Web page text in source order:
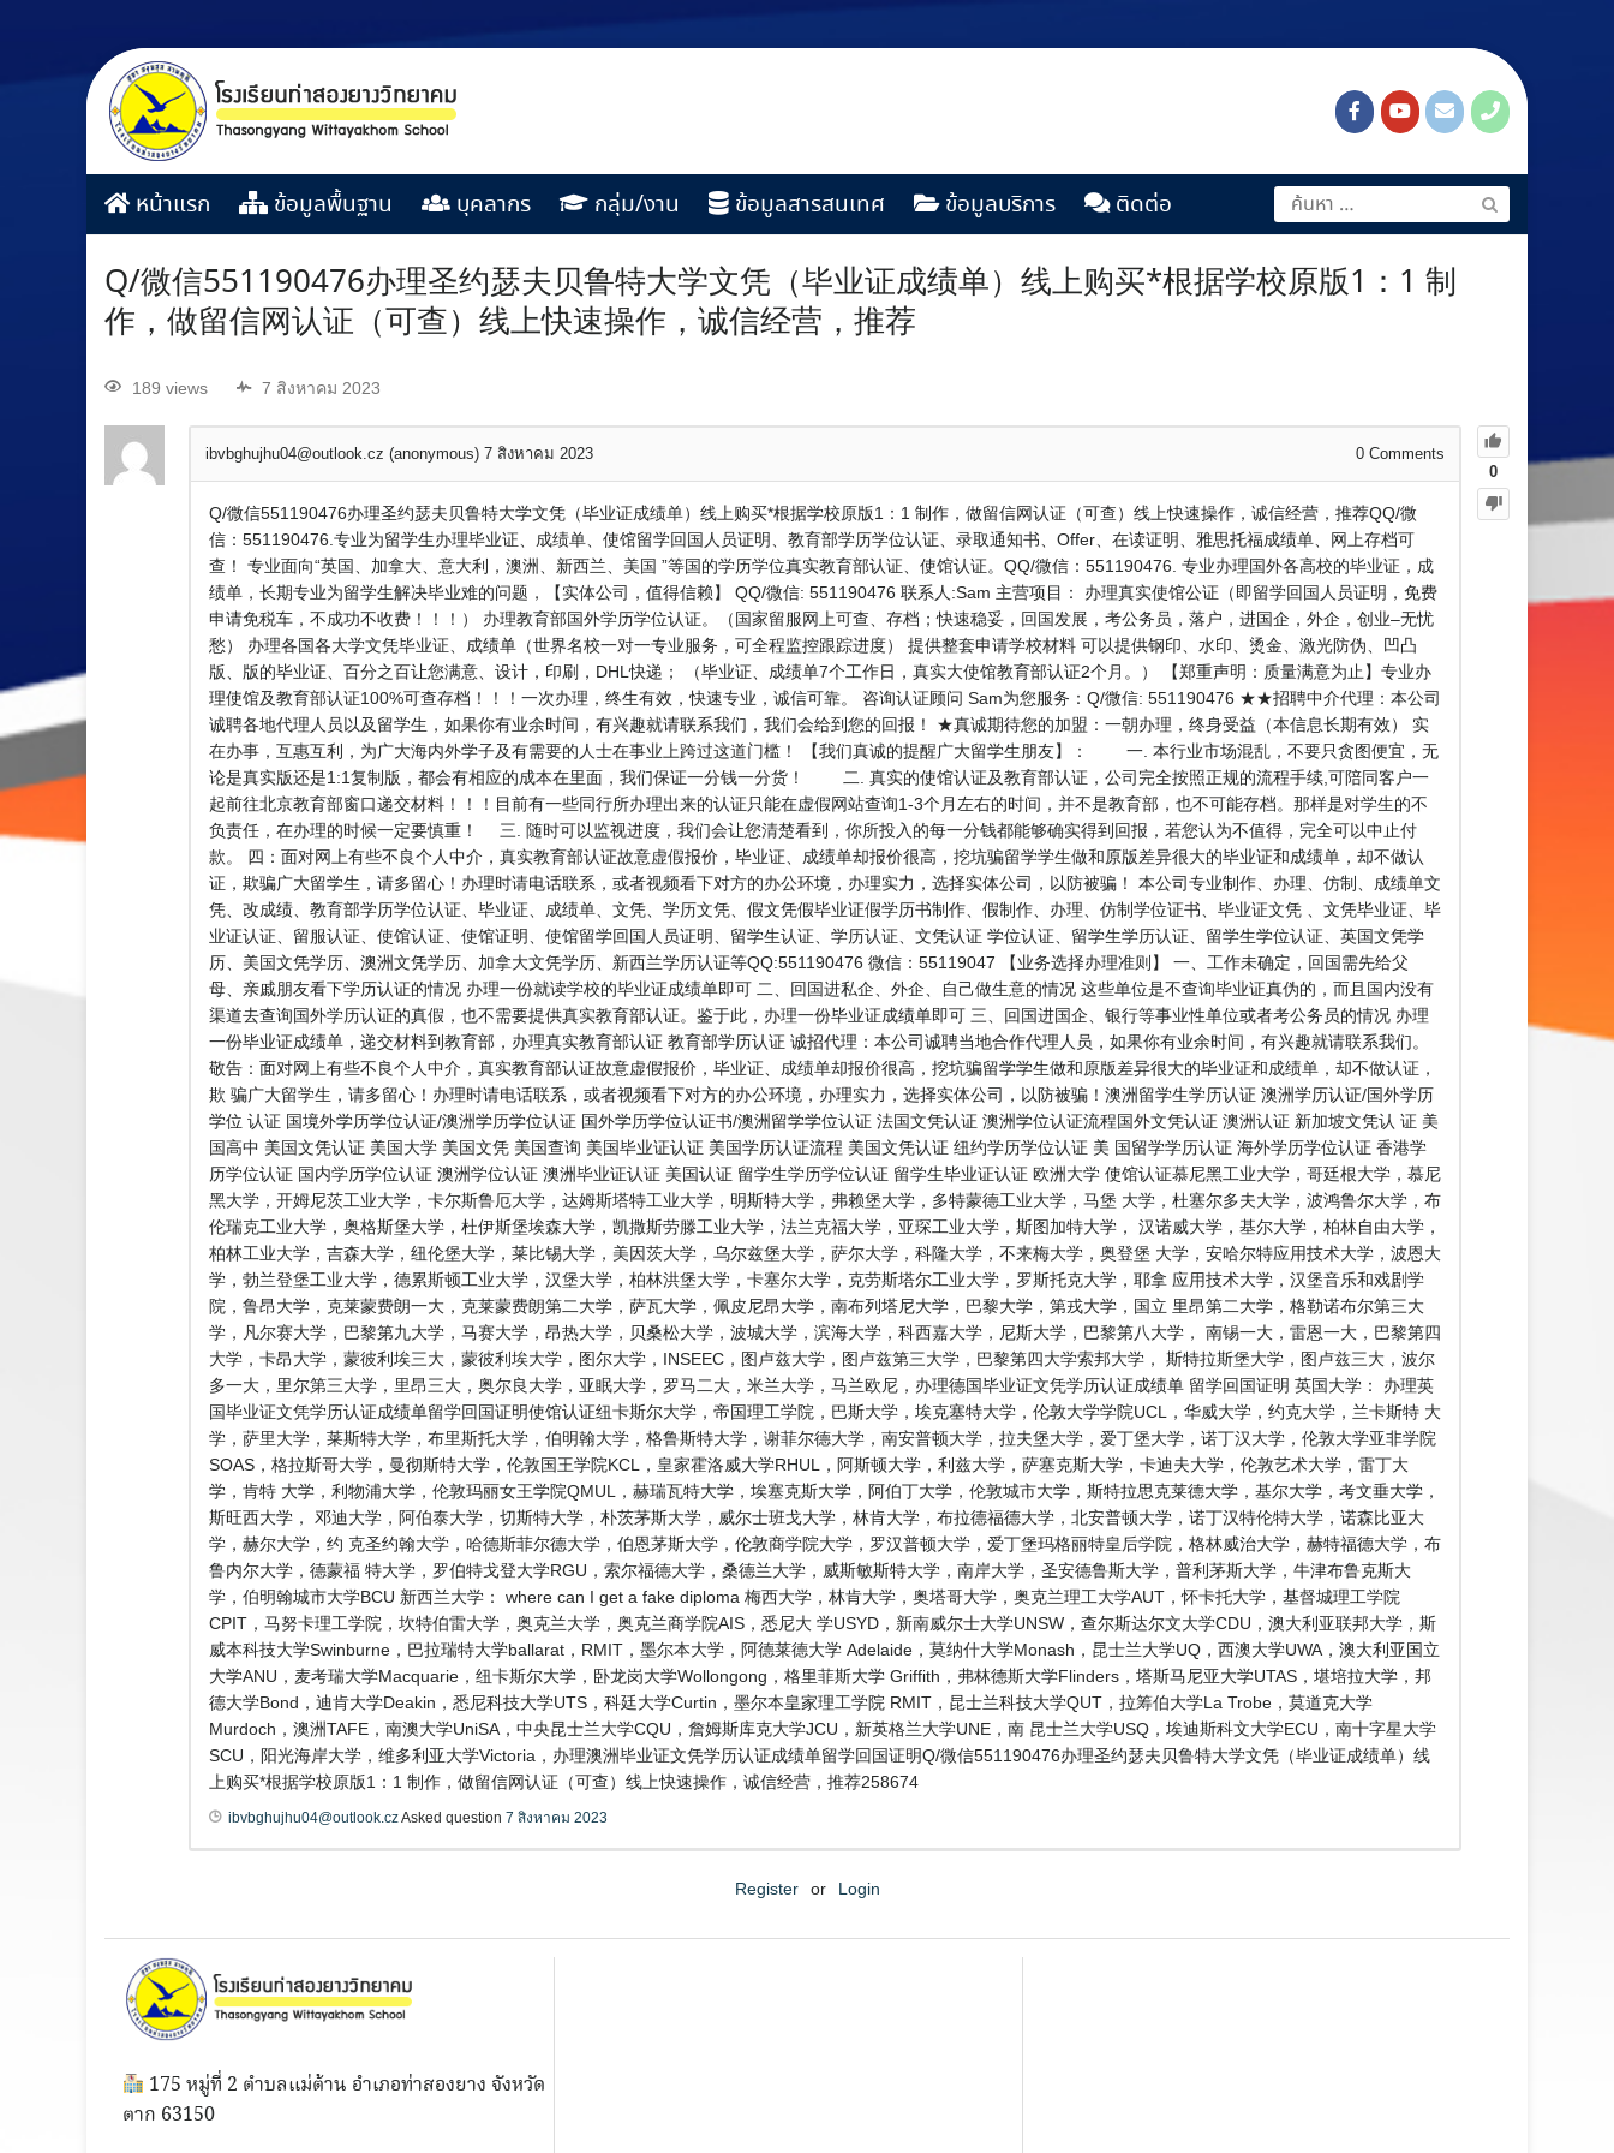
หน้าแรก ข้อมูลพื้นฐาน บุคลากร กลุ่ม/งาน ข้อมูลสารสนเทศ ข้อมูลบริการ ติดต่อ
Q/微信551190476办理圣约瑟夫贝鲁特大学文凭（毕业证成绩单）线上购买*根据学校原版1：1 制
作，做留信网认证（可查）线上快速操作，诚信经营，推荐
189 views 7 สิงหาคม 2023
0
ibvbghujhu04@outlook.cz (anonymous) 7 สิงหาคม 2023 0 Comments
Q/微信551190476办理圣约瑟夫贝鲁特大学文凭（毕业证成绩单）线上购买*根据学校原版1：1 制作，做留信网认证（可查）线上快速操作，诚信经营，推荐QQ/微
信：551190476.专业为留学生办理毕业证、成绩单、使馆留学回国人员证明、教育部学历学位认证、录取通知书、Offer、在读证明、雅思托福成绩单、网上存档可
查！ 专业面向“英国、加拿大、意大利，澳洲、新西兰、美国 ”等国的学历学位真实教育部认证、使馆认证。QQ/微信：551190476. 专业办理国外各高校的毕业证，成
绩单，长期专业为留学生解决毕业难的问题，【实体公司，值得信赖】 QQ/微信: 551190476 联系人:Sam 主营项目： 办理真实使馆公证（即留学回国人员证明，免费
申请免税车，不成功不收费！！！） 办理教育部国外学历学位认证。（国家留服网上可查、存档；快速稳妥，回国发展，考公务员，落户，进国企，外企，创业–无忧
愁） 办理各国各大学文凭毕业证、成绩单（世界名校一对一专业服务，可全程监控跟踪进度） 提供整套申请学校材料 可以提供钢印、水印、烫金、激光防伪、凹凸
版、版的毕业证、百分之百让您满意、设计，印刷，DHL快递； （毕业证、成绩单7个工作日，真实大使馆教育部认证2个月。） 【郑重声明：质量满意为止】专业办
理使馆及教育部认证100%可查存档！！！一次办理，终生有效，快速专业，诚信可靠。 咨询认证顾问 Sam为您服务：Q/微信: 551190476 ★★招聘中介代理：本公司
诚聘各地代理人员以及留学生，如果你有业余时间，有兴趣就请联系我们，我们会给到您的回报！ ★真诚期待您的加盟：一朝办理，终身受益（本信息长期有效） 实
在办事，互惠互利，为广大海内外学子及有需要的人士在事业上跨过这道门槛！ 【我们真诚的提醒广大留学生朋友】： 一. 本行业市场混乱，不要只贪图便宜，无
论是真实版还是1:1复制版，都会有相应的成本在里面，我们保证一分钱一分货！ 二. 真实的使馆认证及教育部认证，公司完全按照正规的流程手续,可陪同客户一
起前往北京教育部窗口递交材料！！！目前有一些同行所办理出来的认证只能在虚假网站查询1-3个月左右的时间，并不是教育部，也不可能存档。那样是对学生的不
负责任，在办理的时候一定要慎重！ 三. 随时可以监视进度，我们会让您清楚看到，你所投入的每一分钱都能够确实得到回报，若您认为不值得，完全可以中止付
款。 四：面对网上有些不良个人中介，真实教育部认证故意虚假报价，毕业证、成绩单却报价很高，挖坑骗留学学生做和原版差异很大的毕业证和成绩单，却不做认
证，欺骗广大留学生，请多留心！办理时请电话联系，或者视频看下对方的办公环境，办理实力，选择实体公司，以防被骗！ 本公司专业制作、办理、仿制、成绩单文
凭、改成绩、教育部学历学位认证、毕业证、成绩单、文凭、学历文凭、假文凭假毕业证假学历书制作、假制作、办理、仿制学位证书、毕业证文凭 、文凭毕业证、毕
业证认证、留服认证、使馆认证、使馆证明、使馆留学回国人员证明、留学生认证、学历认证、文凭认证 学位认证、留学生学历认证、留学生学位认证、英国文凭学
历、美国文凭学历、澳洲文凭学历、加拿大文凭学历、新西兰学历认证等QQ:551190476 微信：55119047 【业务选择办理准则】 一、工作未确定，回国需先给父
母、亲戚朋友看下学历认证的情况 办理一份就读学校的毕业证成绩单即可 二、回国进私企、外企、自己做生意的情况 这些单位是不查询毕业证真伪的，而且国内没有
渠道去查询国外学历认证的真假，也不需要提供真实教育部认证。鉴于此，办理一份毕业证成绩单即可 三、回国进国企、银行等事业性单位或者考公务员的情况 办理
一份毕业证成绩单，递交材料到教育部，办理真实教育部认证 教育部学历认证 诚招代理：本公司诚聘当地合作代理人员，如果你有业余时间，有兴趣就请联系我们。
敬告：面对网上有些不良个人中介，真实教育部认证故意虚假报价，毕业证、成绩单却报价很高，挖坑骗留学学生做和原版差异很大的毕业证和成绩单，却不做认证，
欺 骗广大留学生，请多留心！办理时请电话联系，或者视频看下对方的办公环境，办理实力，选择实体公司，以防被骗！澳洲留学生学历认证 澳洲学历认证/国外学历
学位 认证 国境外学历学位认证/澳洲学历学位认证 国外学历学位认证书/澳洲留学学位认证 法国文凭认证 澳洲学位认证流程国外文凭认证 澳洲认证 新加坡文凭认 证 美
国高中 美国文凭认证 美国大学 美国文凭 美国查询 美国毕业证认证 美国学历认证流程 美国文凭认证 纽约学历学位认证 美 国留学学历认证 海外学历学位认证 香港学
历学位认证 国内学历学位认证 澳洲学位认证 澳洲毕业证认证 美国认证 留学生学历学位认证 留学生毕业证认证 欧洲大学 使馆认证慕尼黑工业大学，哥廷根大学，慕尼
黑大学，开姆尼茨工业大学，卡尔斯鲁厄大学，达姆斯塔特工业大学，明斯特大学，弗赖堡大学，多特蒙德工业大学，马堡 大学，杜塞尔多夫大学，波鸿鲁尔大学，布
伦瑞克工业大学，奥格斯堡大学，杜伊斯堡埃森大学，凯撒斯劳滕工业大学，法兰克福大学，亚琛工业大学，斯图加特大学， 汉诺威大学，基尔大学，柏林自由大学，
柏林工业大学，吉森大学，纽伦堡大学，莱比锡大学，美因茨大学，乌尔兹堡大学，萨尔大学，科隆大学，不来梅大学，奥登堡 大学，安哈尔特应用技术大学，波恩大
学，勃兰登堡工业大学，德累斯顿工业大学，汉堡大学，柏林洪堡大学，卡塞尔大学，克劳斯塔尔工业大学，罗斯托克大学，耶拿 应用技术大学，汉堡音乐和戏剧学
院，鲁昂大学，克莱蒙费朗一大，克莱蒙费朗第二大学，萨瓦大学，佩皮尼昂大学，南布列塔尼大学，巴黎大学，第戎大学，国立 里昂第二大学，格勒诺布尔第三大
学，凡尔赛大学，巴黎第九大学，马赛大学，昂热大学，贝桑松大学，波城大学，滨海大学，科西嘉大学，尼斯大学，巴黎第八大学， 南锡一大，雷恩一大，巴黎第四
大学，卡昂大学，蒙彼利埃三大，蒙彼利埃大学，图尔大学，INSEEC，图卢兹大学，图卢兹第三大学，巴黎第四大学索邦大学， 斯特拉斯堡大学，图卢兹三大，波尔
多一大，里尔第三大学，里昂三大，奥尔良大学，亚眠大学，罗马二大，米兰大学，马兰欧尼，办理德国毕业证文凭学历认证成绩单 留学回国证明 英国大学： 办理英
国毕业证文凭学历认证成绩单留学回国证明使馆认证纽卡斯尔大学，帝国理工学院，巴斯大学，埃克塞特大学，伦敦大学学院UCL，华威大学，约克大学，兰卡斯特 大
学，萨里大学，莱斯特大学，布里斯托大学，伯明翰大学，格鲁斯特大学，谢菲尔德大学，南安普顿大学，拉夫堡大学，爱丁堡大学，诺丁汉大学，伦敦大学亚非学院
SOAS，格拉斯哥大学，曼彻斯特大学，伦敦国王学院KCL，皇家霍洛威大学RHUL，阿斯顿大学，利兹大学，萨塞克斯大学，卡迪夫大学，伦敦艺术大学，雷丁大
学，肯特 大学，利物浦大学，伦敦玛丽女王学院QMUL，赫瑞瓦特大学，埃塞克斯大学，阿伯丁大学，伦敦城市大学，斯特拉思克莱德大学，基尔大学，考文垂大学，
斯旺西大学， 邓迪大学，阿伯泰大学，切斯特大学，朴茨茅斯大学，威尔士班戈大学，林肯大学，布拉德福德大学，北安普顿大学，诺丁汉特伦特大学，诺森比亚大
学，赫尔大学，约 克圣约翰大学，哈德斯菲尔德大学，伯恩茅斯大学，伦敦商学院大学，罗汉普顿大学，爱丁堡玛格丽特皇后学院，格林威治大学，赫特福德大学，布
鲁内尔大学，德蒙福 特大学，罗伯特戈登大学RGU，索尔福德大学，桑德兰大学，威斯敏斯特大学，南岸大学，圣安德鲁斯大学，普利茅斯大学，牛津布鲁克斯大
学，伯明翰城市大学BCU 新西兰大学： where can I get a fake diploma 梅西大学，林肯大学，奥塔哥大学，奥克兰理工大学AUT，怀卡托大学，基督城理工学院
CPIT，马努卡理工学院，坎特伯雷大学，奥克兰大学，奥克兰商学院AIS，悉尼大 学USYD，新南威尔士大学UNSW，查尔斯达尔文大学CDU，澳大利亚联邦大学，斯
威本科技大学Swinburne，巴拉瑞特大学ballarat，RMIT，墨尔本大学，阿德莱德大学 Adelaide，莫纳什大学Monash，昆士兰大学UQ，西澳大学UWA，澳大利亚国立
大学ANU，麦考瑞大学Macquarie，纽卡斯尔大学，卧龙岗大学Wollongong，格里菲斯大学 Griffith，弗林德斯大学Flinders，塔斯马尼亚大学UTAS，堪培拉大学，邦
德大学Bond，迪肯大学Deakin，悉尼科技大学UTS，科廷大学Curtin，墨尔本皇家理工学院 RMIT，昆士兰科技大学QUT，拉筹伯大学La Trobe，莫道克大学
Murdoch，澳洲TAFE，南澳大学UniSA，中央昆士兰大学CQU，詹姆斯库克大学JCU，新英格兰大学UNE，南 昆士兰大学USQ，埃迪斯科文大学ECU，南十字星大学
SCU，阳光海岸大学，维多利亚大学Victoria，办理澳洲毕业证文凭学历认证成绩单留学回国证明Q/微信551190476办理圣约瑟夫贝鲁特大学文凭（毕业证成绩单）线
上购买*根据学校原版1：1 制作，做留信网认证（可查）线上快速操作，诚信经营，推荐258674
ibvbghujhu04@outlook.czAsked question 7 สิงหาคม 2023
Register or Login
175 หมู่ที่ 2 ตำบลแม่ต้าน อำเภอท่าสองยาง จังหวัด
ตาก 63150